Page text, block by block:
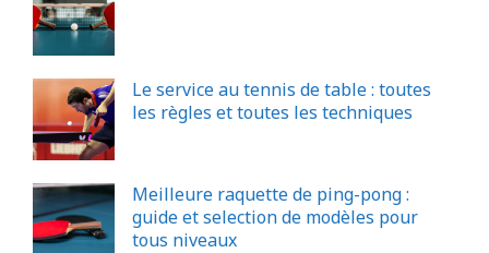
Le service au tennis de table : toutes
les règles et toutes les techniques
Meilleure raquette de ping-pong :
guide et selection de modèles pour
tous niveaux